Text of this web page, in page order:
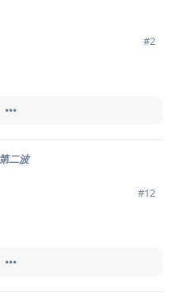
#2
二波
#12